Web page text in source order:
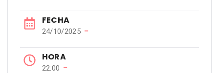
FECHA
24/10/2025 −
HORA
22:00 −